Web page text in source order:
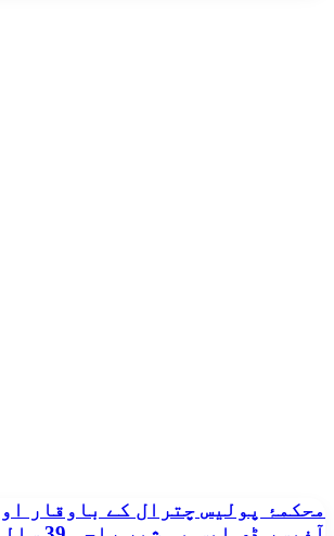
محکمۂ
پولیس
محکمۂ پولیس چترال کے باوقار